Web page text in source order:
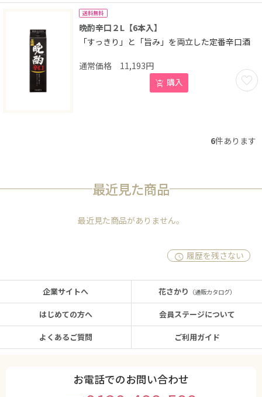
送料無料
晩酌辛口２L【6本入】
「すっきり」と「旨み」を両立した定番辛口酒
お気
11,193円
購入
6件あります
最近見た商品
最近見た商品がありません。
履歴を残さない
企業サイトへ
はじめての方へ
よくあるご質問
花さかり （通販カタログ）
会員ステージについて
ご利用ガイド
お電話でのお問い合わせ